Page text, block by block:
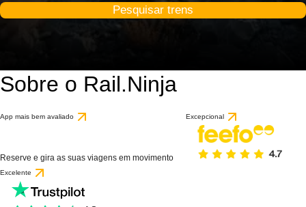
Pesquisar trens
Sobre o Rail.Ninja
App mais bem avaliado
Reserve e gira as suas viagens em movimento
Excepcional
Excelente